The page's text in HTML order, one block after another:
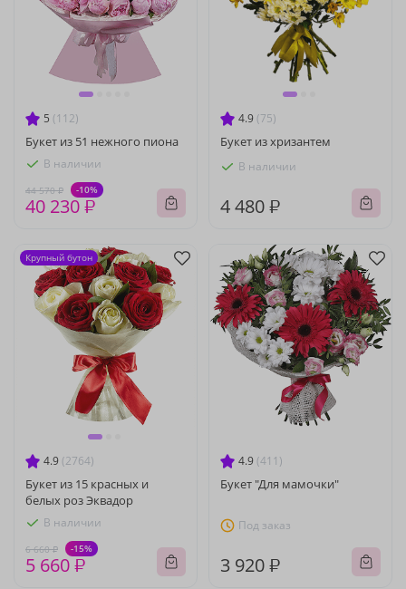
5 (112)
Букет из 51 нежного пиона
В наличии
44 570 ₽ -10%
40 230 ₽
4.9 (75)
Букет из хризантем
В наличии
4 480 ₽
4.9 (2764)
Букет из 15 красных и
белых роз Эквадор
В наличии
6 660 ₽ -15%
5 660 ₽
Крупный бутон
4.9 (411)
Букет "Для мамочки"
Под заказ
3 920 ₽